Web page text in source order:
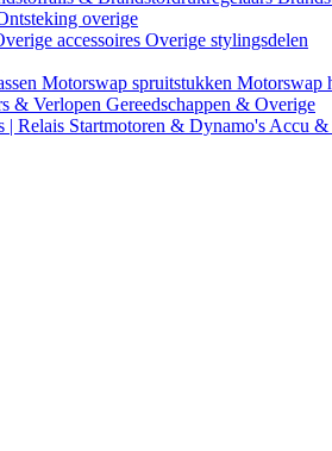
overige
accessoires Overige stylingsdelen
Motorswap spruitstukken Motorswap
& Verlopen Gereedschappen & Overige
| Relais Startmotoren & Dynamo's Accu &